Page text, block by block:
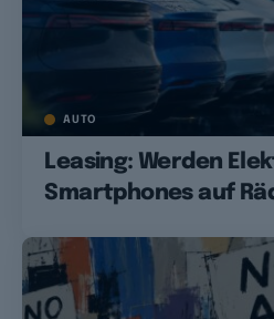
AUTO
Leasing: Werden
Smartphones auf